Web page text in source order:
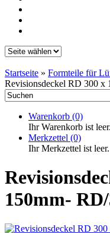
Startseite » Formteile für
Revisionsdeckel RD 300 x
Warenkorb (0)
Ihr Warenkorb ist leer.
Merkzettel (0)
Ihr Merkzettel ist leer.
150mm-